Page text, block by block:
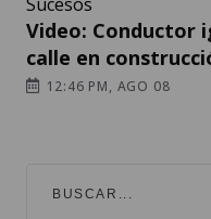
Video: Conductor
calle en
12:46 PM, AGO 08